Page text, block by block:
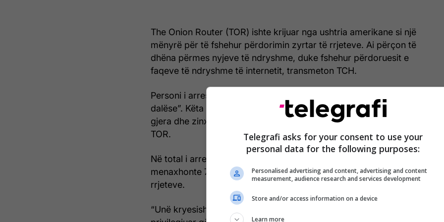
The Onion Router (TOR) ishte krijuar nga ushtria amerikane si një
mënyrë për të fshehur përdorimin zyrtar të rrjeteve. Ai përçon të
dhëna përmes nyjeve të ndryshme, duke fshehur përdoruesit e
faqeve të ndryshme të internetit, transmeton TCH.
Personi i arrestuar përdorte atë pjesë të rrjetit TOR të njohur si “nyja
dalëse”. Këta servera të fuqishëm shërbejnë si lidhje mes rrjeteve të
gjera dhe zinxhirit të kompjuterave që formojnë bërthamën e rrjetit
TOR.
Në total i arrestuari, siç tha vetë pas bastisjes së policisë,
menaxhonte 7 “nyje dalëse” që përçonin të dhëna çdo ditë mes dy
rrjeteve.
“Unë kryesisht menaxhoj nyje që u mundësojnë përdoruesve jo të
Telegrafi asks for your consent to use your
personal data for the following purposes:
Personalised advertising and content, advertising and content
measurement, audience research and services development
Store and/or access information on a device
Learn more